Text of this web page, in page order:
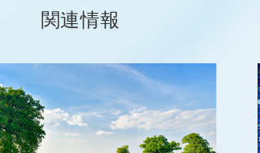
関連情報